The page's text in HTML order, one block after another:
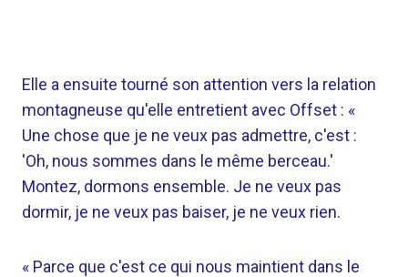
Elle a ensuite tourné son attention vers la relation
montagneuse qu'elle entretient avec Offset : «
Une chose que je ne veux pas admettre, c'est :
'Oh, nous sommes dans le même berceau.'
Montez, dormons ensemble. Je ne veux pas
dormir, je ne veux pas baiser, je ne veux rien.
« Parce que c'est ce qui nous maintient dans le